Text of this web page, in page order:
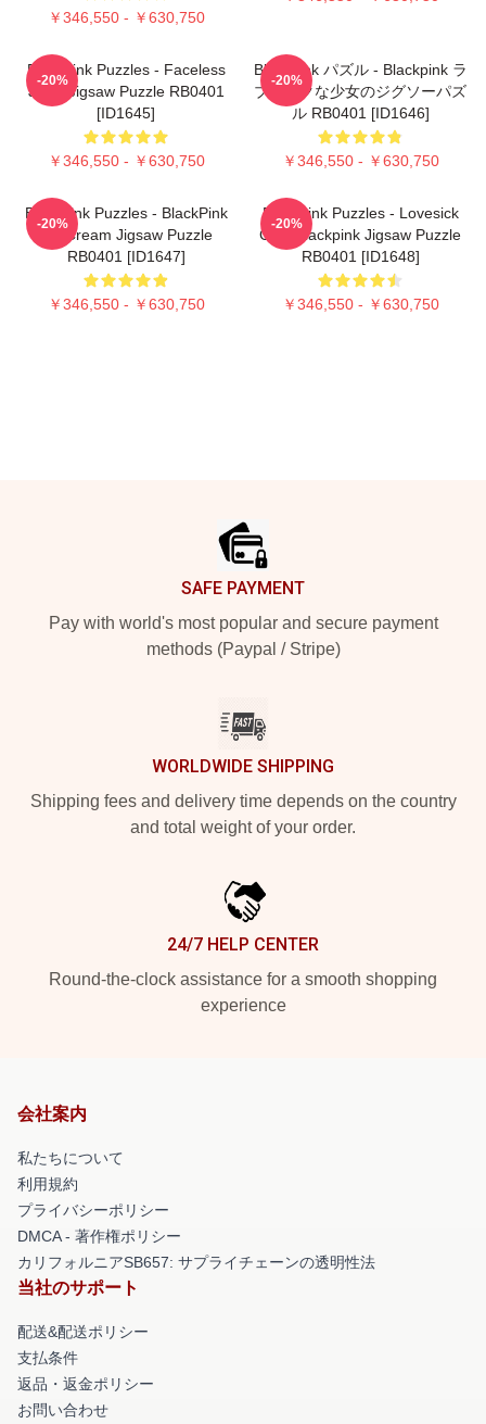
￥346,550 - ￥630,750
Blackpink Puzzles - Faceless
Jisoo Jigsaw Puzzle RB0401
[ID1645]
￥346,550 - ￥630,750
-20%
Blackpink パズル - Blackpink ラ
ブシックな少女のジグソーパズ
ル RB0401 [ID1646]
￥346,550 - ￥630,750
-20%
Blackpink Puzzles - BlackPink
Ice Cream Jigsaw Puzzle
RB0401 [ID1647]
￥346,550 - ￥630,750
-20%
Blackpink Puzzles - Lovesick
Girls Blackpink Jigsaw Puzzle
RB0401 [ID1648]
￥346,550 - ￥630,750
-20%
SAFE PAYMENT
Pay with world's most popular and secure payment
methods (Paypal / Stripe)
WORLDWIDE SHIPPING
Shipping fees and delivery time depends on the country
and total weight of your order.
24/7 HELP CENTER
Round-the-clock assistance for a smooth shopping
experience
会社案内
私たちについて
利用規約
プライバシーポリシー
DMCA - 著作権ポリシー
カリフォルニアSB657: サプライチェーンの透明性法
当社のサポート
配送&配送ポリシー
支払条件
返品・返金ポリシー
お問い合わせ